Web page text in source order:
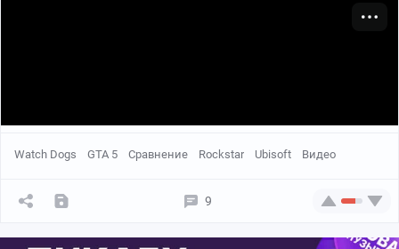
Watch Dogs GTA 5 Сравнение Rockstar Ubisoft Видео
9